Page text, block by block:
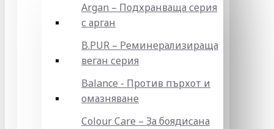
Argan – Подхранваща серия
с арган
B.PUR – Реминерализираща
веган серия
Balance - Против пърхот и
омазняване
Colour Care – За боядисана